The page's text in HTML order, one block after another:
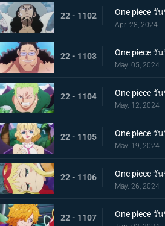
22 - 1102
Apr. 28, 2024
22 - 1103
May. 05, 2024
22 - 1104
May. 12, 2024
22 - 1105
May. 19, 2024
22 - 1106
May. 26, 2024
22 - 1107